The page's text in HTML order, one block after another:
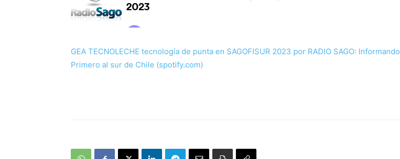
GEA TECNOLECHE tecnología de punta en SAGOFISUR 2023 por RADIO SAGO: Informando
Primero al sur de Chile (spotify.com)